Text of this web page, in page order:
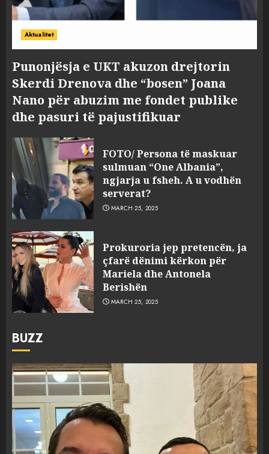
Aktualitet
Punonjësja e UKT akuzon drejtorin
Skerdi Drenova dhe “bosen” Joana
Nano për abuzim me fondet publike
dhe pasuri të pajustifikuar
FOTO/ Persona të maskuar
sulmuan “One Albania”,
ngjarja u fsheh. A u vodhën
serverat?
MARCH 25, 2025
Prokuroria jep pretencën, ja
çfarë dënimi kërkon për
Mariela dhe Antonela
Berishën
MARCH 25, 2025
BUZZ